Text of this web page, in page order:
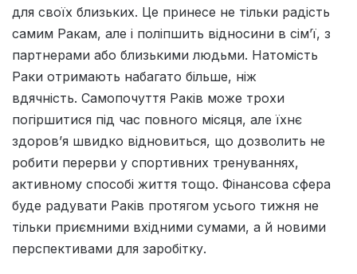
для своїх близьких. Це принесе не тільки радість
самим Ракам, але і поліпшить відносини в сім’ї, з
партнерами або близькими людьми. Натомість
Раки отримають набагато більше, ніж
вдячність. Самопочуття Раків може трохи
погіршитися під час повного місяця, але їхнє
здоров’я швидко відновиться, що дозволить не
робити перерви у спортивних тренуваннях,
активному способі життя тощо. Фінансова сфера
буде радувати Раків протягом усього тижня не
тільки приємними вхідними сумами, а й новими
перспективами для заробітку.